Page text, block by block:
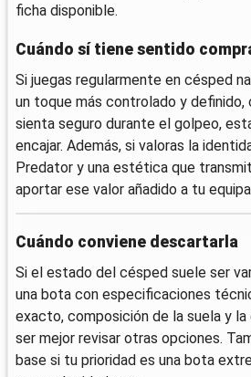
ficha disponible.
Cuándo sí tiene sentido
Si juegas regularmente en césped
un toque más controlado y definido,
sienta seguro durante el golpeo,
encajar. Además, si valoras la
Predator y una estética que
aportar ese valor añadido a tu
Cuándo conviene descartarla
Si el estado del césped suele ser
una bota con especificaciones
exacto, composición de la suela y
ser mejor revisar otras opciones.
base si tu prioridad es una bota